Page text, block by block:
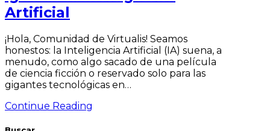
Artificial
¡Hola, Comunidad de Virtualis! Seamos
honestos: la Inteligencia Artificial (IA) suena, a
menudo, como algo sacado de una película
de ciencia ficción o reservado solo para las
gigantes tecnológicas en…
Continue Reading